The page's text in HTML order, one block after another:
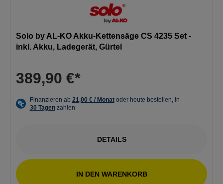
Solo by AL-KO Akku-Kettensäge CS 4235 Set -
inkl. Akku, Ladegerät, Gürtel
389,90 €*
DETAILS
IN DEN WARENKORB